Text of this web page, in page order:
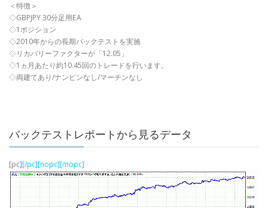
＜特徴＞
◇GBPJPY 30分足用EA
◇1ポジション
◇2010年からの長期バックテストを実施
◇リカバリーファクターが「12.05」
◇1ヵ月あたり約10.45回のトレードを行います。
◇両建てあり/ナンピンなし/マーチンなし
バックテストレポートから見るデータ
[pc][/pc][nopc][/nopc]